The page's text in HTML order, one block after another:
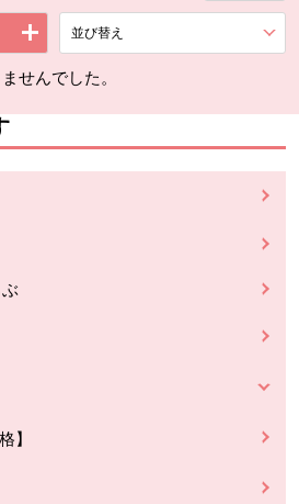
並び替え
せんでした。
】